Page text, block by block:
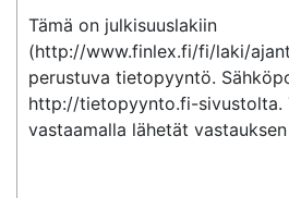
Tämä on julkisuuslakiin
(http://www.finlex.fi/fi/laki/
perustuva tietopyyntö.
http://tietopyynto.fi-sivustolta.
vastaamalla lähetät